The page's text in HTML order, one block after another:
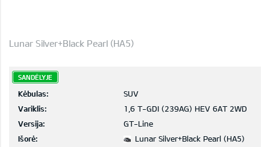
Lunar Silver+Black Pearl (HA5)
SANDĖLYJE
Kėbulas:
SUV
Variklis:
1,6 T-GDI (239AG) HEV 6AT 2WD
Versija:
GT-Line
Išorė:
Lunar Silver+Black Pearl (HA5)